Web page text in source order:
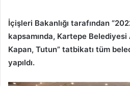
İçişleri Bakanlığı tarafından
kapsamında, Kartepe Belediyesi
Kapan, Tutun” tatbikatı tüm
yapıldı.